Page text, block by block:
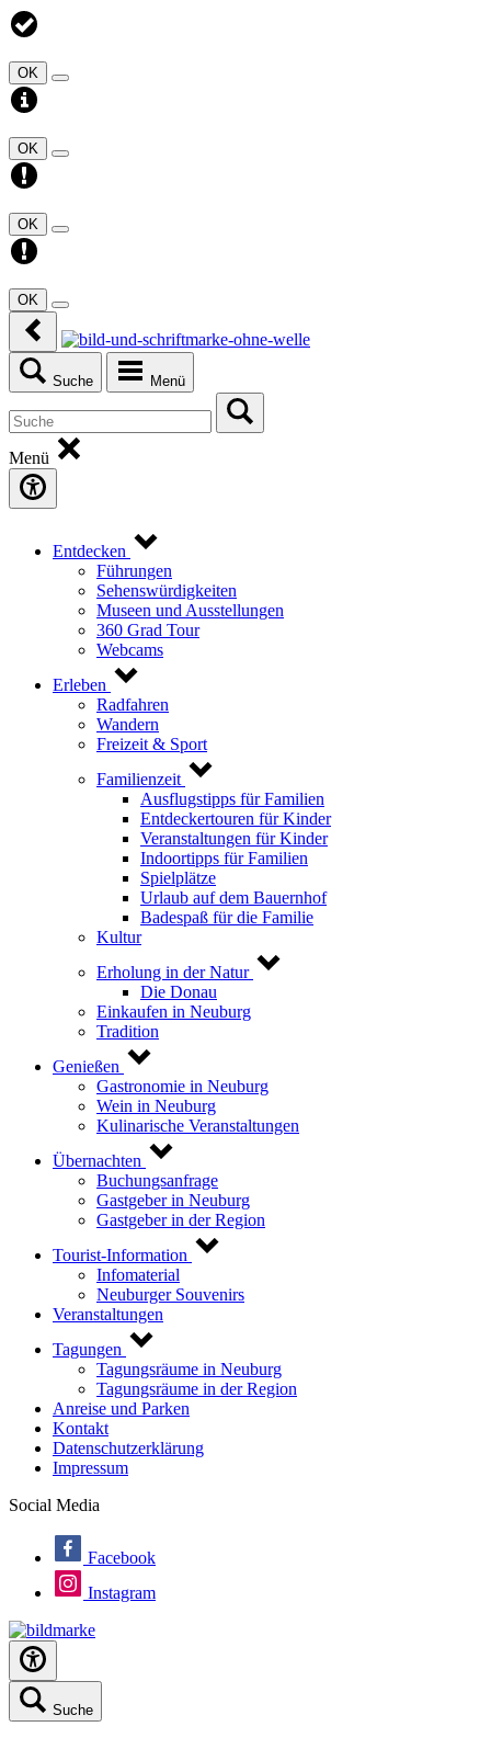
OK
OK
OK
OK
Suche Menü
Menü
Entdecken
Führungen
Sehenswürdigkeiten
Museen und Ausstellungen
360 Grad Tour
Webcams
Erleben
Radfahren
Wandern
Freizeit & Sport
Familienzeit
Ausflugstipps für Familien
Entdeckertouren für Kinder
Veranstaltungen für Kinder
Indoortipps für Familien
Spielplätze
Urlaub auf dem Bauernhof
Badespaß für die Familie
Kultur
Erholung in der Natur
Die Donau
Einkaufen in Neuburg
Tradition
Genießen
Gastronomie in Neuburg
Wein in Neuburg
Kulinarische Veranstaltungen
Übernachten
Buchungsanfrage
Gastgeber in Neuburg
Gastgeber in der Region
Tourist-Information
Infomaterial
Neuburger Souvenirs
Veranstaltungen
Tagungen
Tagungsräume in Neuburg
Tagungsräume in der Region
Anreise und Parken
Kontakt
Datenschutzerklärung
Impressum
Social Media
Facebook
Instagram
Suche